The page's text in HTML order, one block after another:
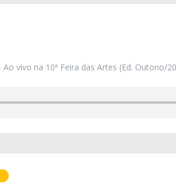
vivo na 10ª Feira das Artes (Ed. Outono/